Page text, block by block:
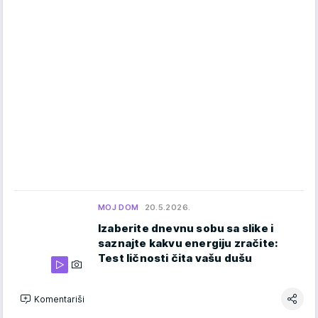
MOJ DOM 20.5.2026.
Izaberite dnevnu sobu sa slike i
saznajte kakvu energiju zračite:
Test ličnosti čita vašu dušu
Komentariši